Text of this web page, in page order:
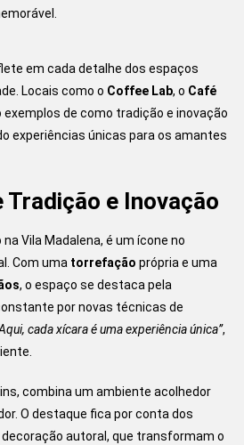
em cada detalhe dos espaços
Locais como o Coffee Lab, o Café
de como tradição e inovação
experiências únicas para os amantes
Tradição e Inovação
na Vila Madalena, é um ícone no
Com uma torrefação própria e uma
, o espaço se destaca pela
por novas técnicas de
cada xícara é uma experiência única”,
combina um ambiente acolhedor
O destaque fica por conta dos
autoral, que transformam o